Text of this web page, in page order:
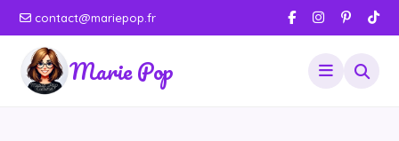
contact@mariepop.fr
Marie Pop